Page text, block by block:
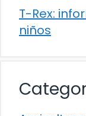
T-Rex:
niños